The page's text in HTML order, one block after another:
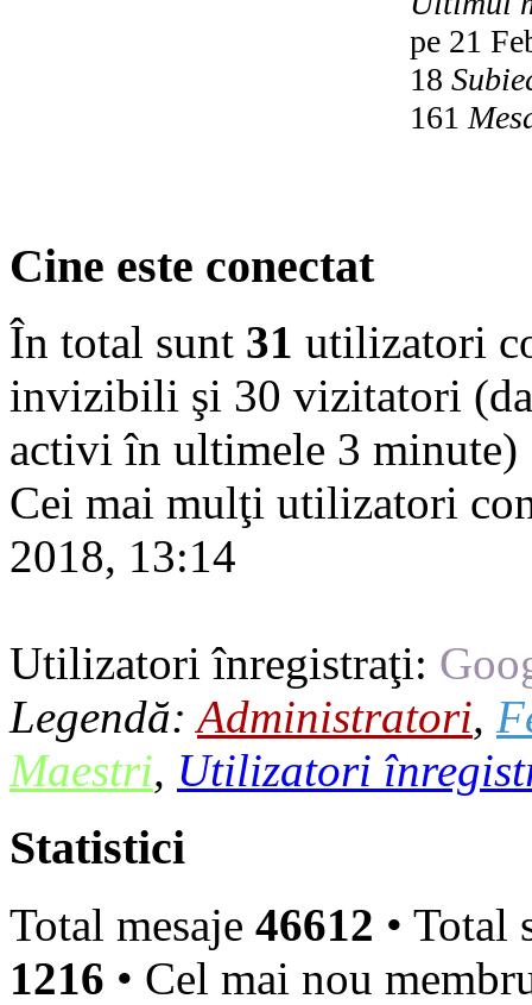
pe 21
18
161
Cine este conectat
În total sunt 31 utilizatori
invizibili şi 30 vizitatori
activi în ultimele 3 minute)
Cei mai mulţi utilizatori
2018, 13:14
Utilizatori înregistraţi:
Legendă:Administratori,
Maestri, Utilizatori
Statistici
Total mesaje 46612 • Total
1216 • Cel mai nou